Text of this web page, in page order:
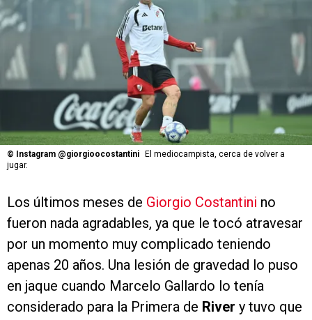
© Instagram @giorgioocostantini El mediocampista, cerca de volver a
jugar.
Los últimos meses de Giorgio Costantini no
fueron nada agradables, ya que le tocó atravesar
por un momento muy complicado teniendo
apenas 20 años. Una lesión de gravedad lo puso
en jaque cuando Marcelo Gallardo lo tenía
considerado para la Primera de River y tuvo que